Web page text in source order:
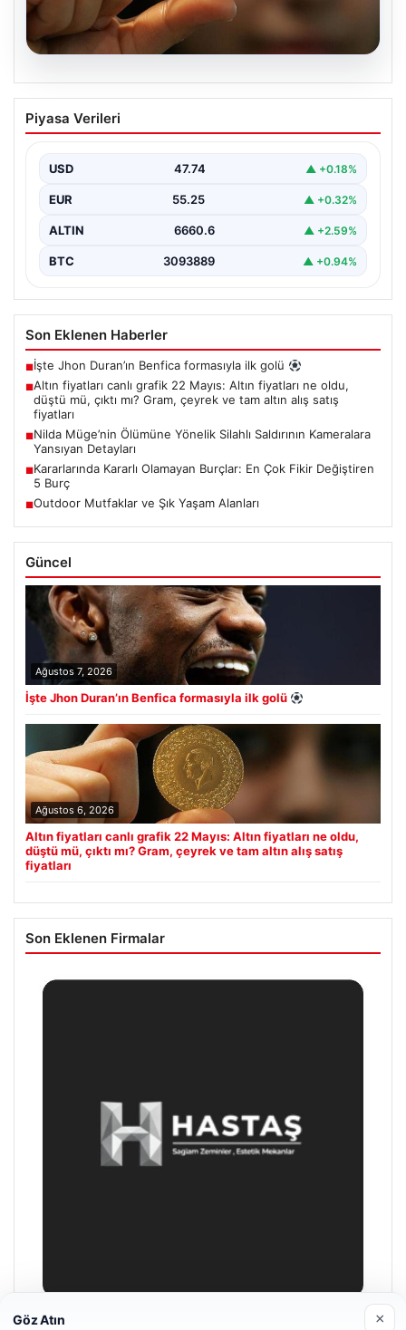
06.08.2026
Altın fiyatları canlı grafik 22 Mayıs: Altın
fiyatları ne oldu, düştü mü, çıktı mı?
fiyatları
Piyasa Verileri
USD 47.74 ▲ +0.18%
EUR 55.25 ▲ +0.32%
ALTIN 6660.6 ▲ +2.59%
BTC 3093889 ▲ +0.94%
Son Eklenen Haberler
■İşte Jhon Duran’ın Benfica formasıyla ilk golü
■Altın fiyatları canlı grafik 22 Mayıs: Altın fiyatları ne oldu,
düştü mü, çıktı mı? Gram, çeyrek ve tam altın alış satış
fiyatları
■Nilda Müge’nin Ölümüne Yönelik Silahlı Saldırının Kameralara
Yansıyan Detayları
■Kararlarında Kararlı Olamayan Burçlar: En Çok Fikir Değiştiren
5 Burç
■Outdoor Mutfaklar ve Şık Yaşam Alanları
Güncel
Ağustos 7, 2026
İşte Jhon Duran’ın Benfica formasıyla ilk golü
Ağustos 6, 2026
Altın fiyatları canlı grafik 22 Mayıs: Altın fiyatları ne oldu,
düştü mü, çıktı mı? Gram, çeyrek ve tam altın alış satış
fiyatları
Son Eklenen Firmalar
Göz Atın ×